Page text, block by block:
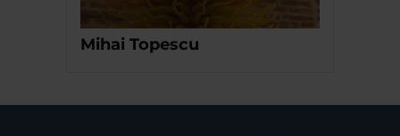
Mihai Topescu